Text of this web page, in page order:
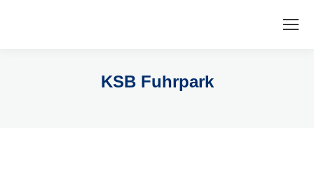
KSB Fuhrpark